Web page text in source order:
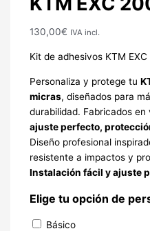
130,00€ IVA incl.
Kit de adhesivos KTM
Personaliza y protege tu
micras, diseñados para
durabilidad. Fabricados
ajuste perfecto,
Diseño profesional
resistente a impactos y
Instalación fácil y ajuste
Elige tu opción de
Básico